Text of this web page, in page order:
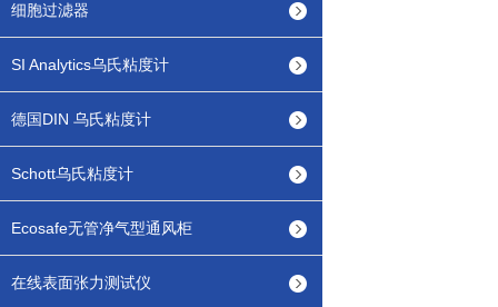
细胞过滤器
SI Analytics乌氏粘度计
德国DIN 乌氏粘度计
Schott乌氏粘度计
Ecosafe无管净气型通风柜
在线表面张力测试仪